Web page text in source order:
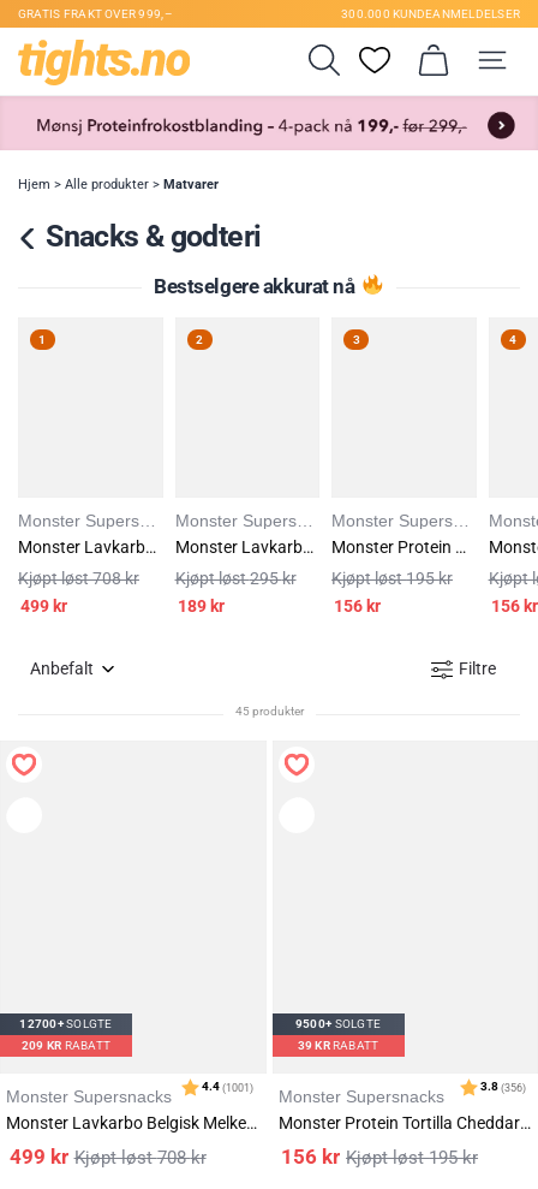
GRATIS FRAKT OVER 999,– 300.000 KUNDEANMELDELSER
Hjem > Alle produkter > Matvarer
Snacks & godteri
Bestselgere akkurat nå
1
Monster Supersnacks
Monster Lavkarbo Belgisk Melkesjokolade 12x85g
708kr
499kr
2
Monster Supersnacks
Monster Lavkarbo Belgisk Melkesjokolade 5x85g
295kr
189kr
3
Monster Supersnacks
Monster Protein Chips Paprika 5x50g
195kr
156kr
4
156kr
Anbefalt Filtre
45 produkter
12700+SOLGTE
209 KR RABATT
Monster Supersnacks
Monster Lavkarbo Belgisk Melkesjokolade 12x85g
708kr
499 kr
9500+SOLGTE
39KRRABATT
Monster Supersnacks
Monster Protein Tortilla Cheddar Chips 5x50g
195kr
156 kr